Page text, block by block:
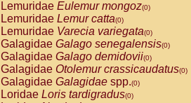
AtelidaeAlouatta fusca(0)
AtelidaeAlouatta seniculus
AtelidaeAlouattaspp.(0)
AtelidaeAteles belzebuth(0)
AtelidaeAteles geoffroyi(0)
AtelidaeAteles paniscus(0)
AtelidaeAtelesspp.(0)
Atelidae Lagothrix lagothricha
Lemuridae Eulemur mongoz(0)
Lemuridae Lemur catta(0)
Lemuridae Varecia variegata(0)
Galagidae Galago senegalensis(0)
Galagidae Galago demidovii(0)
Galagidae Otolemur crassicaudatus(0)
Galagidae Galagidae spp.(0)
Loridae Loris tardigradus(0)